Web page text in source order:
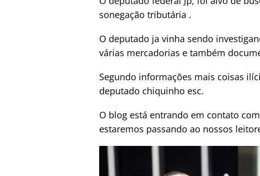
sonegação tributária .
O deputado ja vinha sendo
várias mercadorias e também
Segundo informações mais coisas
deputado chiquinho esc.
O blog está entrando em contato
estaremos passando ao nossos